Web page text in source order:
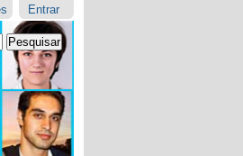
Entrar